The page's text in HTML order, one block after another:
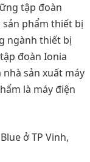
tập đoàn
sản phẩm thiết bị
ngành thiết bị
đoàn Ionia
sản xuất máy
là máy điện